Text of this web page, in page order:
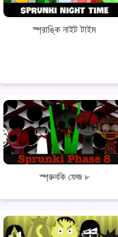
স্প্রাঙ্কি নাইট টাইম
স্প্রুনকি ফেজ ৮